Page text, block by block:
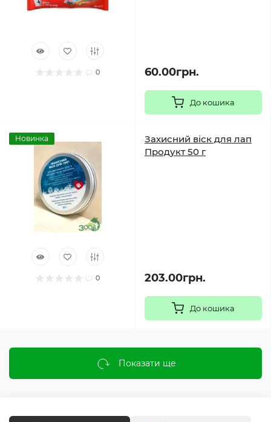
0 60.00грн.
До кошика
Новинка
0
Захисний віск для лап
Продукт 50 г
203.00грн.
До кошика
Показати ще